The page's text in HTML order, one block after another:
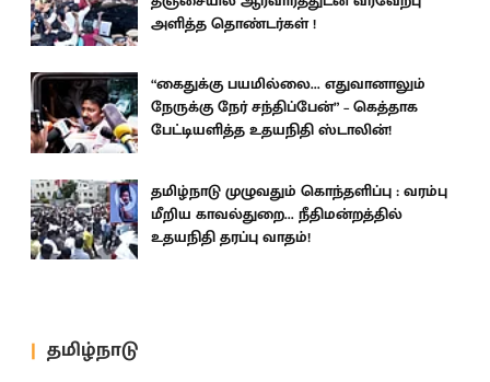
அளித்த தொண்டர்கள் !
“கைதுக்கு பயமில்லை... எதுவானாலும்
நேருக்கு நேர் சந்திப்பேன்” – கெத்தாக
பேட்டியளித்த உதயநிதி ஸ்டாலின்!
தமிழ்நாடு முழுவதும் கொந்தளிப்பு : வரம்பு
மீறிய காவல்துறை... நீதிமன்றத்தில்
உதயநிதி தரப்பு வாதம்!
தமிழ்நாடு